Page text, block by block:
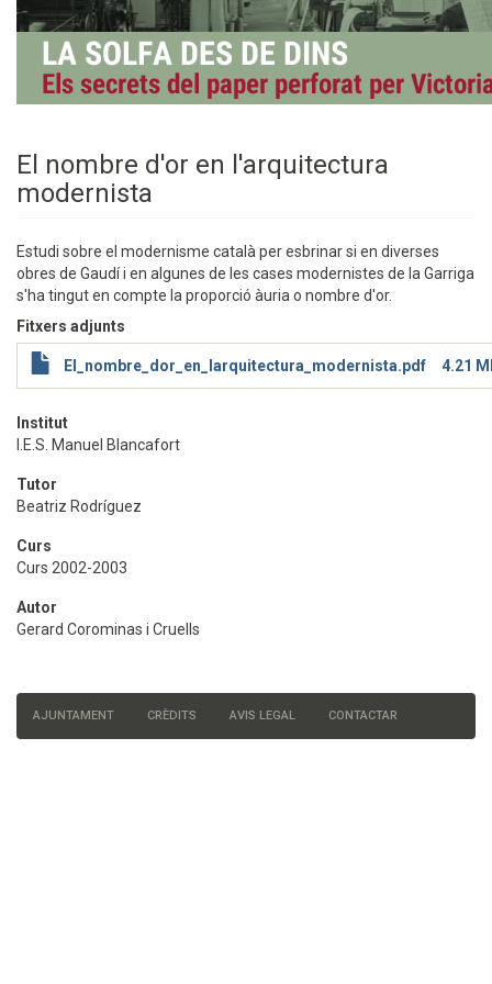
El nombre d'or en l'arquitectura
modernista
Estudi sobre el modernisme català per esbrinar si en diverses
obres de Gaudí i en algunes de les cases modernistes de la Garriga
s'ha tingut en compte la proporció àuria o nombre d'or.
Fitxers adjunts
El_nombre_dor_en_larquitectura_modernista.pdf 4.21
Institut
I.E.S. Manuel Blancafort
Tutor
Beatriz Rodríguez
Curs
Curs 2002-2003
Autor
Gerard Corominas i Cruells
Menú
AJUNTAMENT CRÈDITS AVIS LEGAL CONTACTAR